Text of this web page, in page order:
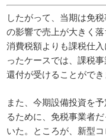
したがって、当期は免
の影響で売上が大きく
消費税額よりも課税仕
ったケースでは、課税
還付が受けることができ
また、今期設備投資を
るために、免税事業者
いた。ところが、新型